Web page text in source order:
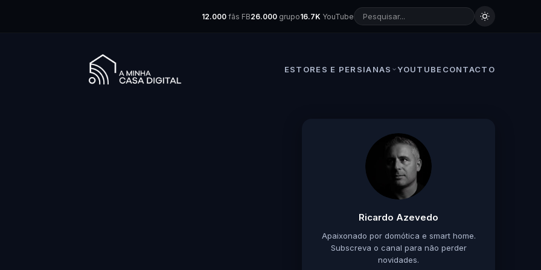
12.000 fãs FB26.000 grupo16.7K YouTube
ESTORES E PERSIANAS YOUTUBE CONTACTO
Ricardo Azevedo
Apaixonado por domótica e smart home.
Subscreva o canal para não perder
novidades.